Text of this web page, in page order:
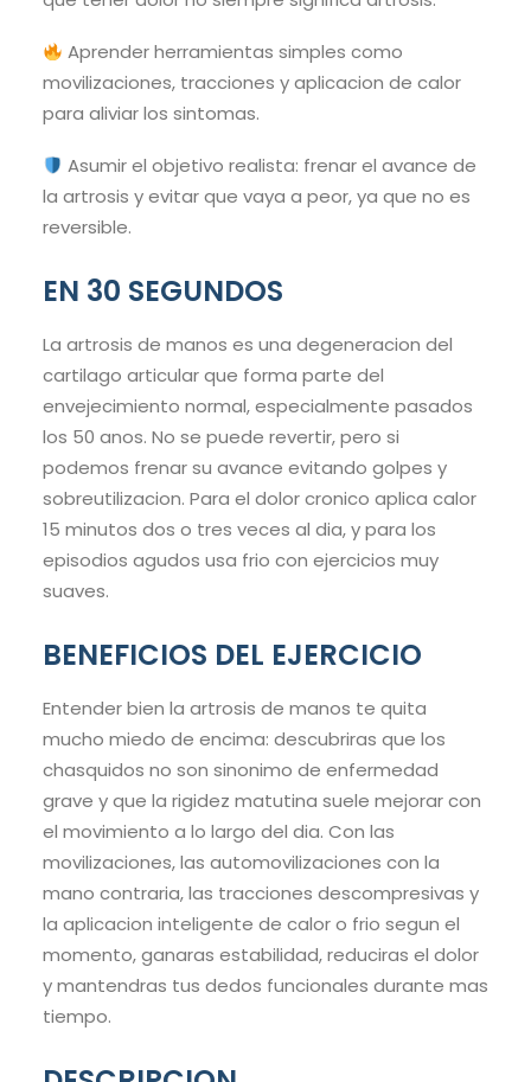
Aprender herramientas simples como
movilizaciones, tracciones y aplicacion de calor
para aliviar los sintomas.
Asumir el objetivo realista: frenar el avance de
la artrosis y evitar que vaya a peor, ya que no es
reversible.
EN 30 SEGUNDOS
La artrosis de manos es una degeneracion del
cartilago articular que forma parte del
envejecimiento normal, especialmente pasados
los 50 anos. No se puede revertir, pero si
podemos frenar su avance evitando golpes y
sobreutilizacion. Para el dolor cronico aplica calor
15 minutos dos o tres veces al dia, y para los
episodios agudos usa frio con ejercicios muy
suaves.
BENEFICIOS DEL EJERCICIO
Entender bien la artrosis de manos te quita
mucho miedo de encima: descubriras que los
chasquidos no son sinonimo de enfermedad
grave y que la rigidez matutina suele mejorar con
el movimiento a lo largo del dia. Con las
movilizaciones, las automovilizaciones con la
mano contraria, las tracciones descompresivas y
la aplicacion inteligente de calor o frio segun el
momento, ganaras estabilidad, reduciras el dolor
y mantendras tus dedos funcionales durante mas
tiempo.